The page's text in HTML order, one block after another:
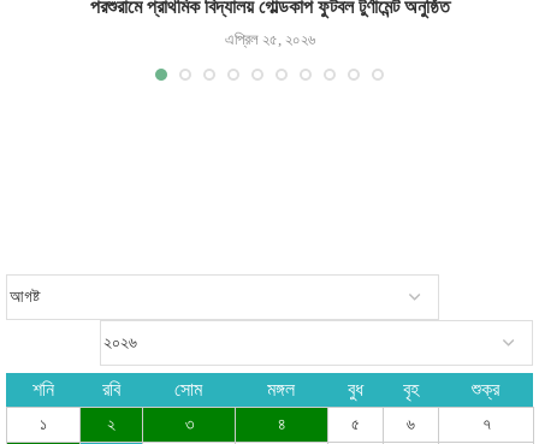
পরশুরামে প্রাথমিক বিদ্যালয় গোল্ডকাপ ফুটবল টুর্ণামেন্ট অনুষ্ঠিত
এপ্রিল ২৫, ২০২৬
শনি রবি সোম মঙ্গল বুধ বৃহ শুক্র
১ ২ ৩ ৪ ৫ ৬
৭